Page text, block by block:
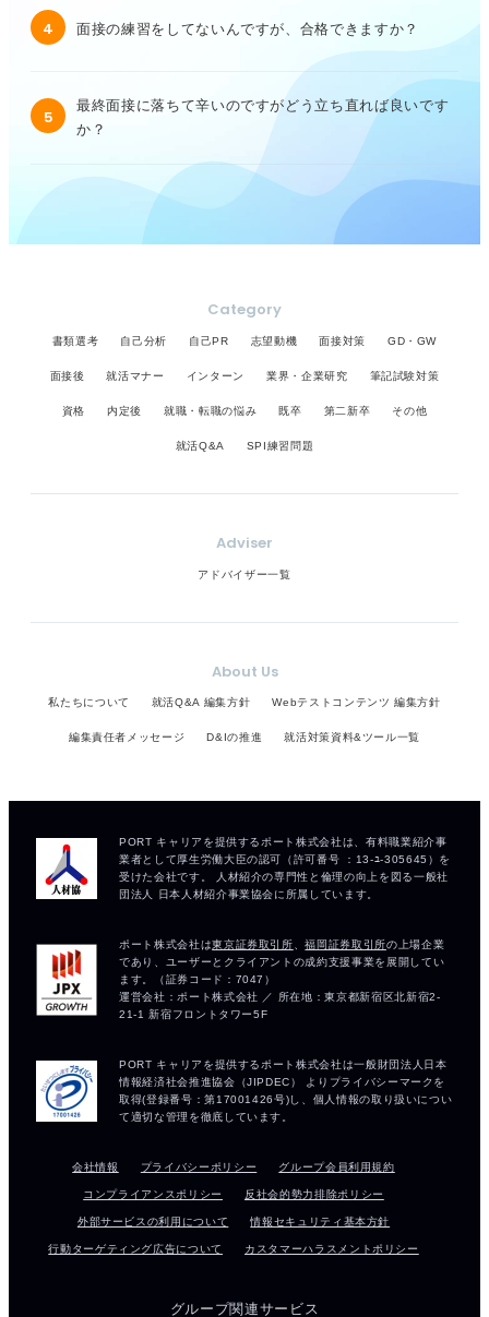
4 面接の練習をしてないんですが、合格できますか？
5
最終面接に落ちて辛いのですがどう立ち直れば良いです
か？
Category
書類選考 自己分析 自己PR 志望動機 面接対策 GD・GW
面接後 就活マナー インターン 業界・企業研究 筆記試験対策
資格 内定後 就職・転職の悩み 既卒 第二新卒 その他
就活Q&A SPI練習問題
Adviser
アドバイザー一覧
About Us
私たちについて 就活Q&A 編集方針 Webテストコンテンツ 編集方針
編集責任者メッセージ D&Iの推進 就活対策資料&ツール一覧
会社情報 プライバシーポリシー グループ会員利用規約
コンプライアンスポリシー 反社会的勢力排除ポリシー
外部サービスの利用について 情報セキュリティ基本方針
行動ターゲティング広告について カスタマーハラスメントポリシー